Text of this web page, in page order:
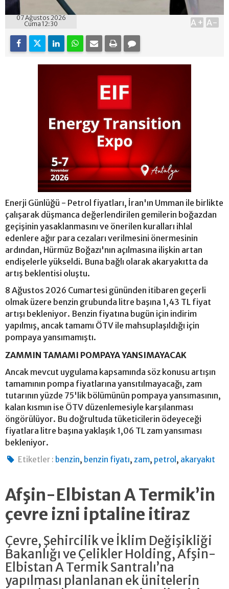
07 Ağustos 2026
Cuma 12:30
A+ A-
Enerji Günlüğü - Petrol fiyatları, İran'ın Umman ile birlikte
çalışarak düşmanca değerlendirilen gemilerin boğazdan
geçişinin yasaklanmasını ve önerilen kuralları ihlal
edenlere ağır para cezaları verilmesini önermesinin
ardından, Hürmüz Boğazı'nın açılmasına ilişkin artan
endişelerle yükseldi. Buna bağlı olarak akaryakıtta da
artış beklentisi oluştu.
8 Ağustos 2026 Cumartesi gününden itibaren geçerli
olmak üzere benzin grubunda litre başına 1,43 TL fiyat
artışı bekleniyor. Benzin fiyatına bugün için indirim
yapılmış, ancak tamamı ÖTV ile mahsuplaşıldığı için
pompaya yansımamıştı.
ZAMMIN TAMAMI POMPAYA YANSIMAYACAK
Ancak mevcut uygulama kapsamında söz konusu artışın
tamamının pompa fiyatlarına yansıtılmayacağı, zam
tutarının yüzde 75'lik bölümünün pompaya yansımasının,
kalan kısmın ise ÖTV düzenlemesiyle karşılanması
öngörülüyor. Bu doğrultuda tüketicilerin ödeyeceği
fiyatlara litre başına yaklaşık 1,06 TL zam yansıması
bekleniyor.
Etiketler : benzin, benzin fiyatı, zam, petrol , akaryakıt
Afşin-Elbistan A Termik’in
çevre izni iptaline itiraz
Çevre, Şehircilik ve İklim Değişikliği
Bakanlığı ve Çelikler Holding, Afşin-
Elbistan A Termik Santralı’na
yapılması planlanan ek ünitelerin